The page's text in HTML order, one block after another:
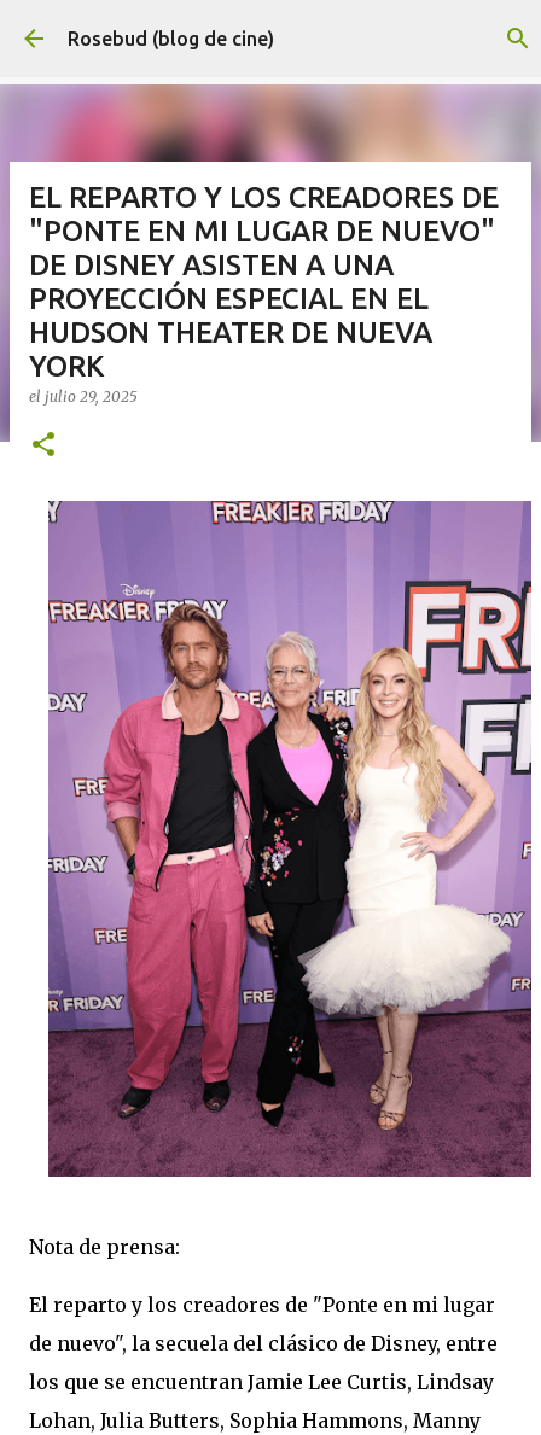
Ir al contenido principal
Rosebud (blog de cine)
EL REPARTO Y LOS CREADORES DE
"PONTE EN MI LUGAR DE NUEVO"
DE DISNEY ASISTEN A UNA
PROYECCIÓN ESPECIAL EN EL
HUDSON THEATER DE NUEVA
YORK
el julio 29, 2025
Nota de prensa:
El reparto y los creadores de "Ponte en mi lugar
de nuevo", la secuela del clásico de Disney, entre
los que se encuentran Jamie Lee Curtis, Lindsay
Lohan, Julia Butters, Sophia Hammons, Manny